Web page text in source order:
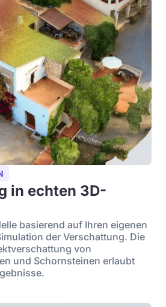
in echten 3D-
basierend auf Ihren eigenen
der Verschattung. Die
von
und Schornsteinen erlaubt